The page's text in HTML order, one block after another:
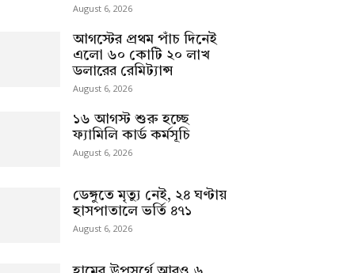
August 6, 2026
আগস্টের প্রথম পাঁচ দিনেই
এলো ৬০ কোটি ২০ লাখ
ডলারের রেমিট্যান্স
August 6, 2026
১৬ আগস্ট শুরু হচ্ছে
ফ্যামিলি কার্ড কর্মসূচি
August 6, 2026
ডেঙ্গুতে মৃত্যু নেই, ২৪ ঘণ্টায়
হাসপাতালে ভর্তি ৪৭১
August 6, 2026